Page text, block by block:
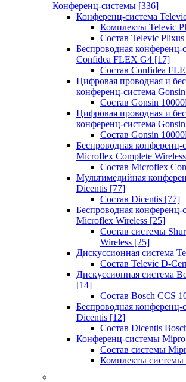
Конференц-системы [336]
Конференц-система
Комплекты Televic
Состав Televic Plixus
Беспроводная конференц-
Confidea FLEX G4 [17]
Состав Confidea
Цифровая проводная и
конференц-система
Состав Gonsin
Цифровая проводная и
конференц-система
Состав Gonsin
Беспроводная конференц-
Microflex Complete Wireless
Состав Microflex
Мультимедийная
Dicentis [77]
Состав Dicentis [77]
Беспроводная конференц-
Microflex Wireless [25]
Состав системы
Wireless [25]
Дискуссионная система
Состав Televic D-
Дискуссионная система
[14]
Состав Bosch CCS
Беспроводная конференц-
Dicentis [12]
Состав Dicentis
Конференц-системы Mipro
Состав системы
Комплекты системы